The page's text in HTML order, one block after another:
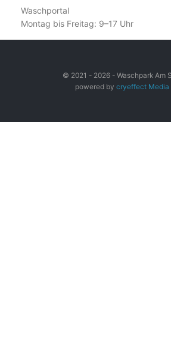
Waschportal
Montag bis Freitag: 9–17 Uhr
© 2021 - 2026 - Waschpark Am
powered bycryeffect Media